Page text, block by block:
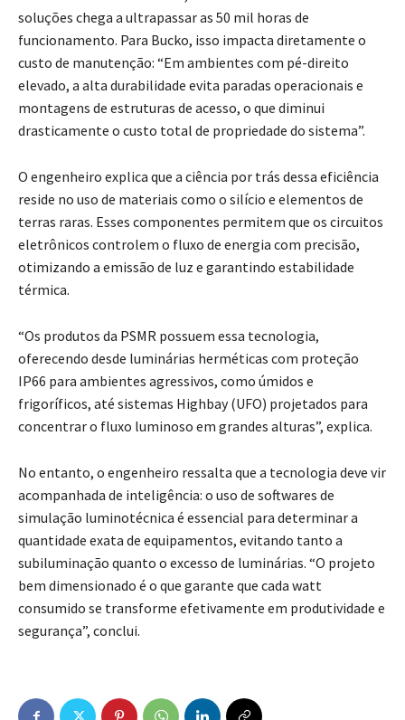
soluções chega a ultrapassar as 50 mil horas de
funcionamento. Para Bucko, isso impacta diretamente o
custo de manutenção: “Em ambientes com pé-direito
elevado, a alta durabilidade evita paradas operacionais e
montagens de estruturas de acesso, o que diminui
drasticamente o custo total de propriedade do sistema”.
O engenheiro explica que a ciência por trás dessa eficiência
reside no uso de materiais como o silício e elementos de
terras raras. Esses componentes permitem que os circuitos
eletrônicos controlem o fluxo de energia com precisão,
otimizando a emissão de luz e garantindo estabilidade
térmica.
“Os produtos da PSMR possuem essa tecnologia,
oferecendo desde luminárias herméticas com proteção
IP66 para ambientes agressivos, como úmidos e
frigoríficos, até sistemas Highbay (UFO) projetados para
concentrar o fluxo luminoso em grandes alturas”, explica.
No entanto, o engenheiro ressalta que a tecnologia deve vir
acompanhada de inteligência: o uso de softwares de
simulação luminotécnica é essencial para determinar a
quantidade exata de equipamentos, evitando tanto a
subiluminação quanto o excesso de luminárias. “O projeto
bem dimensionado é o que garante que cada watt
consumido se transforme efetivamente em produtividade e
segurança”, conclui.